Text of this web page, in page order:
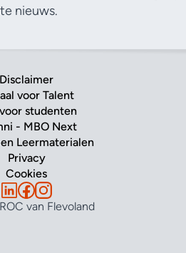
nieuws.
Disclaimer
voor Talent
studenten
- MBO Next
Leermaterialen
Privacy
Cookies
van Flevoland